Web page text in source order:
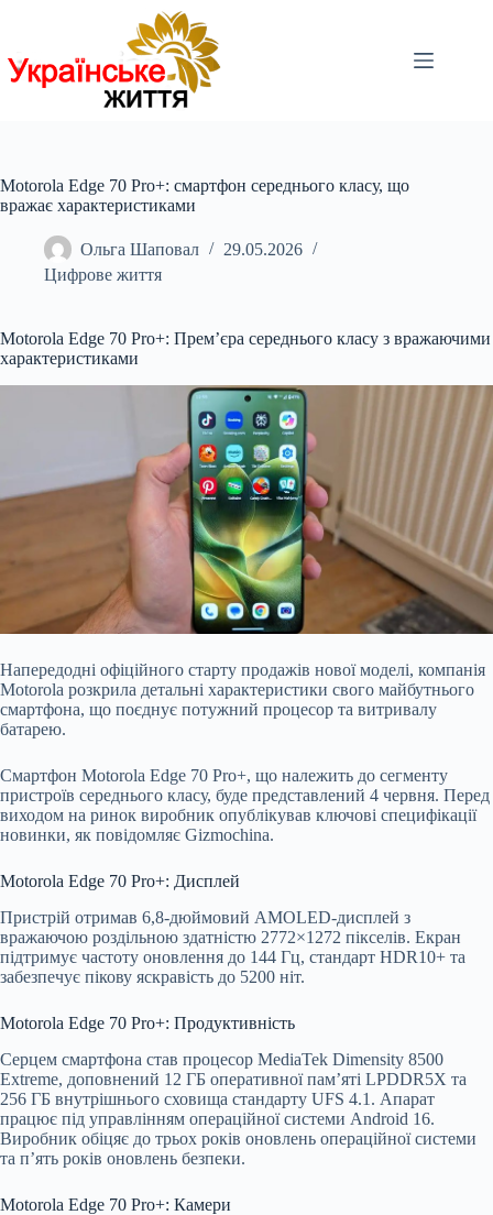
Motorola Edge 70 Pro+: смартфон середнього класу, що
вражає характеристиками
Ольга Шаповал
29.05.2026
Цифрове життя
Motorola Edge 70 Pro+: Прем’єра середнього класу з вражаючими
характеристиками
Напередодні офіційного старту продажів нової моделі, компанія
Motorola розкрила детальні характеристики свого майбутнього
смартфона, що поєднує потужний процесор та витривалу
батарею.
Смартфон Motorola Edge 70 Pro+, що належить до сегменту
пристроїв середнього класу, буде представлений 4 червня. Перед
виходом на ринок виробник опублікував ключові специфікації
новинки, як повідомляє Gizmochina.
Motorola Edge 70 Pro+: Дисплей
Пристрій отримав 6,8-дюймовий AMOLED-дисплей з
вражаючою роздільною здатністю 2772×1272 пікселів. Екран
підтримує частоту оновлення до 144 Гц, стандарт HDR10+ та
забезпечує пікову яскравість до 5200 ніт.
Motorola Edge 70 Pro+: Продуктивність
Серцем смартфона став процесор MediaTek Dimensity 8500
Extreme, доповнений 12 ГБ оперативної пам’яті LPDDR5X та
256 ГБ внутрішнього сховища стандарту UFS 4.1. Апарат
працює під управлінням операційної системи Android 16.
Виробник обіцяє до трьох років оновлень операційної системи
та п’ять років оновлень безпеки.
Motorola Edge 70 Pro+: Камери